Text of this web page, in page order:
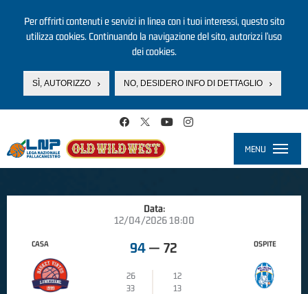
Per offrirti contenuti e servizi in linea con i tuoi interessi, questo sito
utilizza cookies. Continuando la navigazione del sito, autorizzi l’uso
dei cookies.
SÌ, AUTORIZZO NO, DESIDERO INFO DI DETTAGLIO
MENU
Data:
12/04/2026 18:00
CASA 94 — 72
26
12
33
13
OSPITE